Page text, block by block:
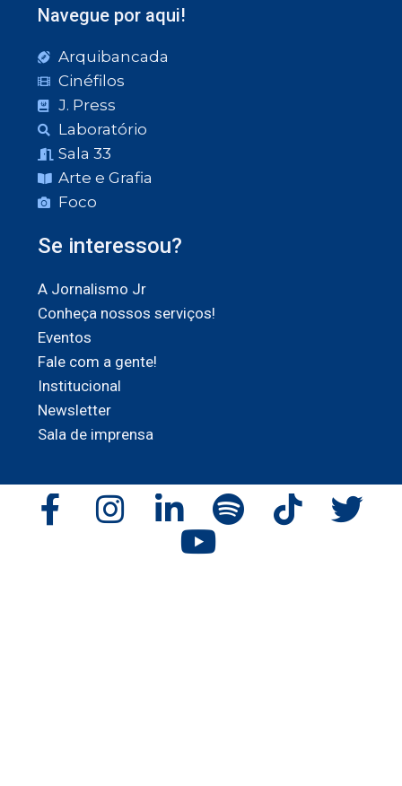
Navegue por aqui!
Arquibancada
Cinéfilos
J. Press
Laboratório
Sala 33
Arte e Grafia
Foco
Se interessou?
A Jornalismo Jr
Conheça nossos serviços!
Eventos
Fale com a gente!
Institucional
Newsletter
Sala de imprensa